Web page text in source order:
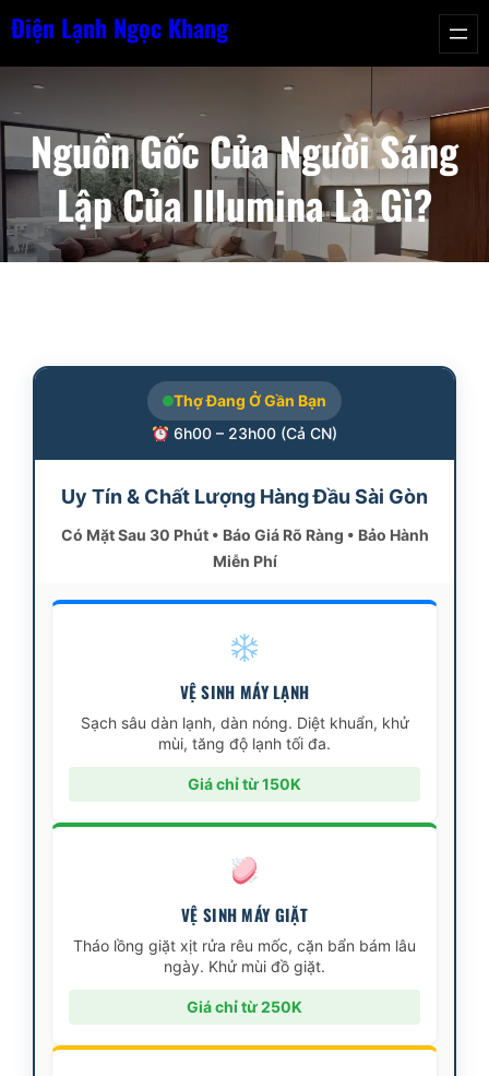
Chuyển
nội
dung
Điện Lạnh Ngọc Khang
Nguồn Gốc Của Người Sáng
Lập Của Illumina Là Gì?
Thợ Đang Ở Gần Bạn
6h00 – 23h00 (Cả CN)
Uy Tín & Chất Lượng Hàng Đầu Sài Gòn
Có Mặt Sau 30 Phút • Báo Giá Rõ Ràng • Bảo Hành
Miễn Phí
VỆ SINH MÁY LẠNH
Sạch sâu dàn lạnh, dàn nóng. Diệt khuẩn, khử
mùi, tăng độ lạnh tối đa.
Giá chỉ từ 150K
VỆ SINH MÁY GIẶT
Tháo lồng giặt xịt rửa rêu mốc, cặn bẩn bám lâu
ngày. Khử mùi đồ giặt.
Giá chỉ từ 250K